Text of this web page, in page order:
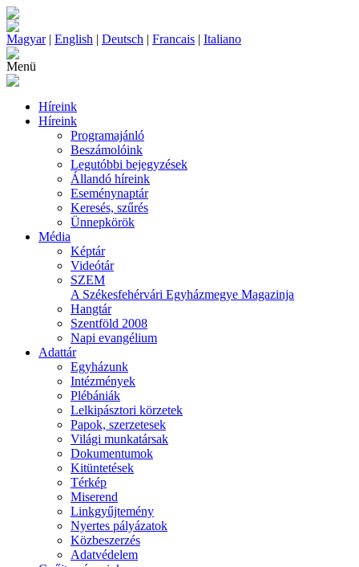
Magyar| English | Deutsch | Francais | Italiano
Menü
Híreink
Híreink
Programajánló
Beszámolóink
Legutóbbi bejegyzések
Állandó híreink
Eseménynaptár
Keresés, szűrés
Ünnepkörök
Média
Képtár
Videótár
SZEM
A Székesfehérvári Egyházmegye Magazinja
Hangtár
Szentföld 2008
Napi evangélium
Adattár
Egyházunk
Intézmények
Plébániák
Lelkipásztori körzetek
Papok, szerzetesek
Világi munkatársak
Dokumentumok
Kitüntetések
Térkép
Miserend
Linkgyűjtemény
Nyertes pályázatok
Közbeszerzés
Adatvédelem